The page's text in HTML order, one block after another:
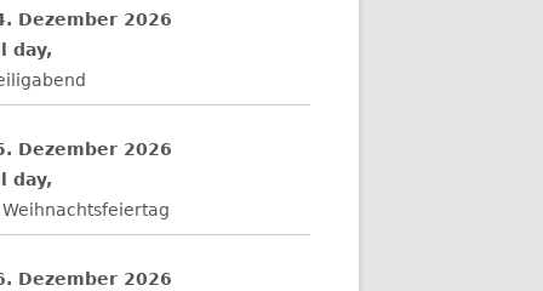
Dezember 2026
day,
Dezember 2026
day,
Weihnachtsfeiertag
Dezember 2026